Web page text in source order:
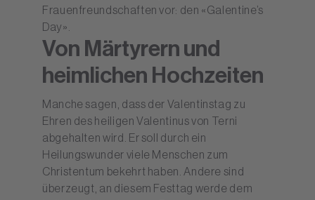
Frauenfreundschaften vor: den «Galentine’s
Day».
Von Märtyrern und
heimlichen Hochzeiten
Manche sagen, dass der Valentinstag zu
Ehren des heiligen Valentinus von Terni
abgehalten wird. Er soll durch ein
Heilungswunder viele Menschen zum
Christentum bekehrt haben. Andere sind
überzeugt, an diesem Festtag werde dem